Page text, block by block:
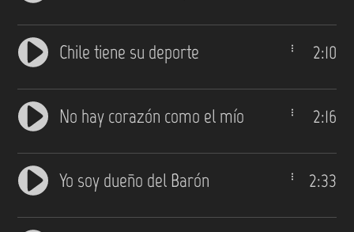
2:10
Chile tiene su deporte
2:16
No hay corazón como el mío
2:33
Yo soy dueño del Barón